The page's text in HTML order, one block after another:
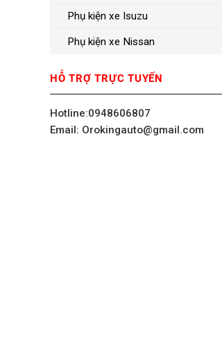
Phụ kiện xe Isuzu
Phụ kiện xe Nissan
HỖ TRỢ TRỰC TUYẾN
Hotline:0948606807
Email: Orokingauto@gmail.com